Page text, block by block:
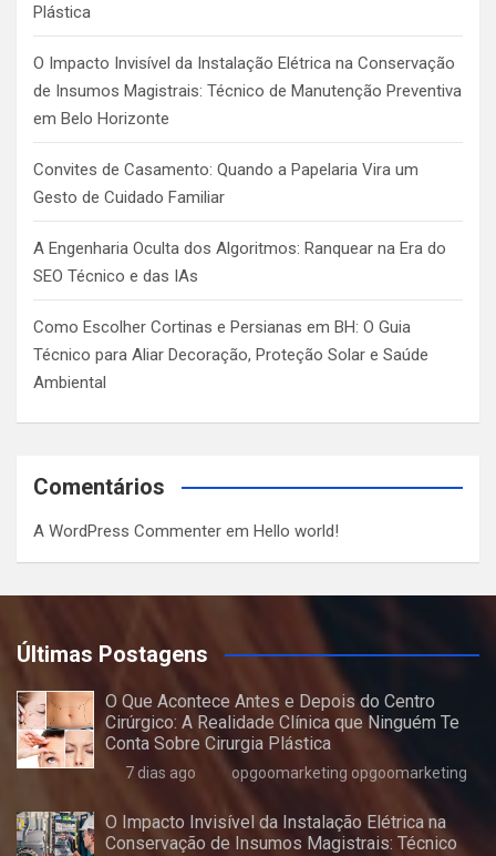
Plástica
O Impacto Invisível da Instalação Elétrica na Conservação
de Insumos Magistrais: Técnico de Manutenção Preventiva
em Belo Horizonte
Convites de Casamento: Quando a Papelaria Vira um
Gesto de Cuidado Familiar
A Engenharia Oculta dos Algoritmos: Ranquear na Era do
SEO Técnico e das IAs
Como Escolher Cortinas e Persianas em BH: O Guia
Técnico para Aliar Decoração, Proteção Solar e Saúde
Ambiental
Comentários
A WordPress Commenter em Hello world!
Últimas Postagens
O Que Acontece Antes e Depois do Centro
Cirúrgico: A Realidade Clínica que Ninguém Te
Conta Sobre Cirurgia Plástica
7 dias ago opgoomarketing opgoomarketing
O Impacto Invisível da Instalação Elétrica na
Conservação de Insumos Magistrais: Técnico